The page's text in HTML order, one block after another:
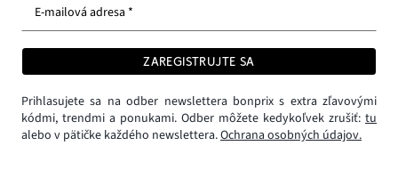
E-mailová adresa *
ZAREGISTRUJTE SA
Prihlasujete sa na odber newslettera bonprix s extra zľavovými
kódmi, trendmi a ponukami. Odber môžete kedykoľvek zrušiť: tu
alebo v pätičke každého newslettera.Ochrana osobných údajov.